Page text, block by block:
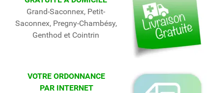
Grand-Saconnex, Petit-
Saconnex, Pregny-Chambésy,
Genthod et Cointrin
VOTRE ORDONNANCE
PAR INTERNET